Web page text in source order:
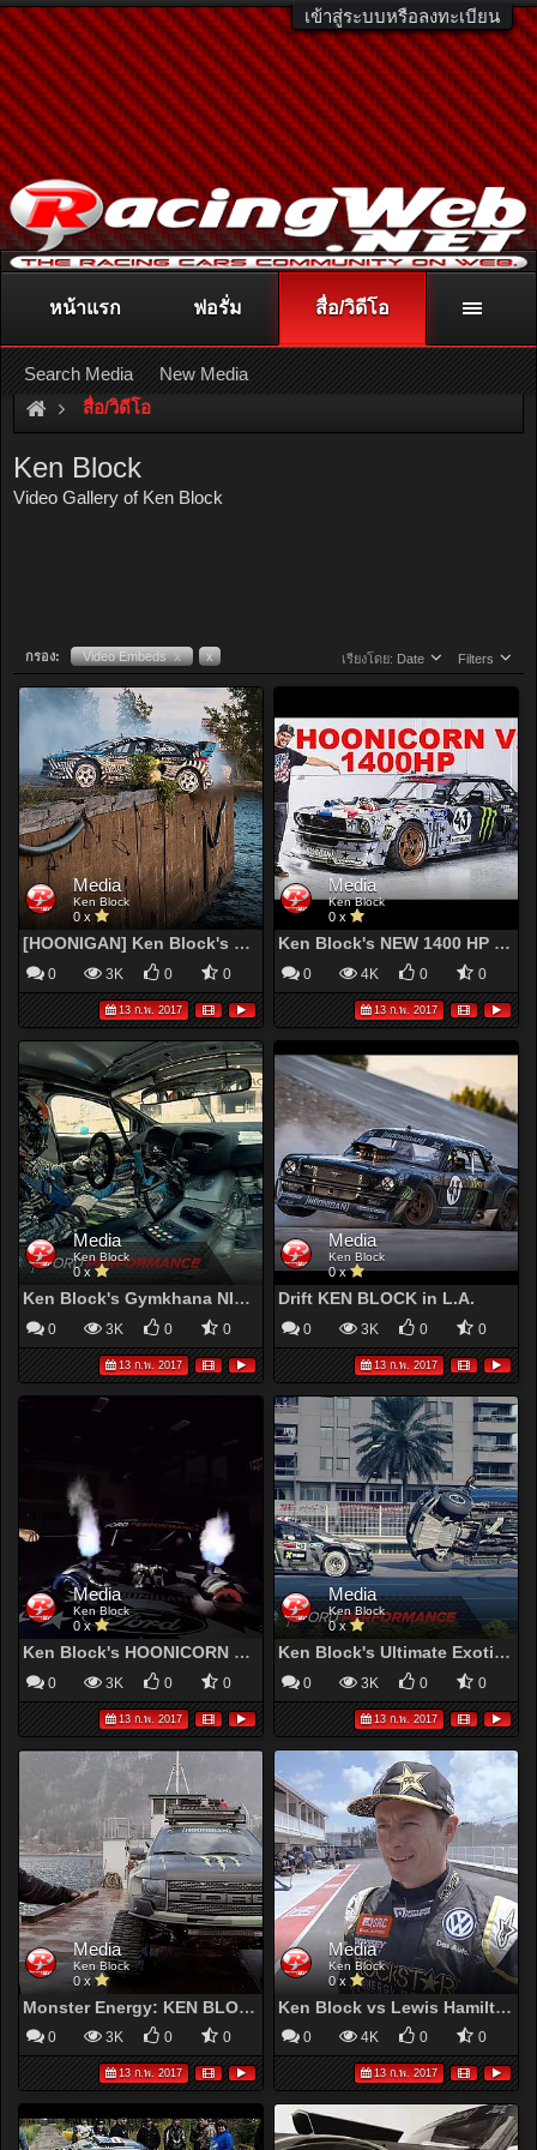
เข้าสู่ระบบหรือลงทะเบียน
ติดต่อลงโฆษณา racingweb@gmail.comหรือโทร. 081-811-1138
หรืออ่านรายละเอียดเพิ่มเติม คลิกที่นี่
สื่อ/วิดีโอ
Ken Block
Video Gallery of Ken Block
กรอง: Video Embeds x x เรียงโดย: Date Filters
Media
Ken Block
0 x
[HOONIGAN] Ken Block's GYMKHANA NINE: Raw Industrial Playground
0 3K 0 0
13 ก.พ. 2017
Media
Ken Block
0 x
Ken Block's NEW 1400 HP Hoonigan Mustang! HOONICORN V2
0 4K 0 0
13 ก.พ. 2017
Media
Ken Block
0 x
Ken Block's Gymkhana NINE: FordVR | Gymkhana | Ford Performance
0 3K 0 0
13 ก.พ. 2017
Media
Ken Block
0 x
Drift KEN BLOCK in L.A.
0 3K 0 0
13 ก.พ. 2017
Media
Ken Block
0 x
Ken Block's HOONICORN V2 Makes METHmallows
0 3K 0 0
13 ก.พ. 2017
Media
Ken Block
0 x
Ken Block's Ultimate Exotic Playground in Dubai | Gymkhana | Ford Performance
0 3K 0 0
13 ก.พ. 2017
Media
Ken Block
0 x
Monster Energy: KEN BLOCK SHOWCASES HIS FORD F-150 RAPTORTRAX
0 3K 0 0
13 ก.พ. 2017
Media
Ken Block
0 x
Ken Block vs Lewis Hamilton - Formula 1 Vs Rallycross - Top Gear Live Barbados
0 4K 0 0
13 ก.พ. 2017
หน้าแรก ฟอรั่ม สื่อ/วิดีโอ
Search Media New Media